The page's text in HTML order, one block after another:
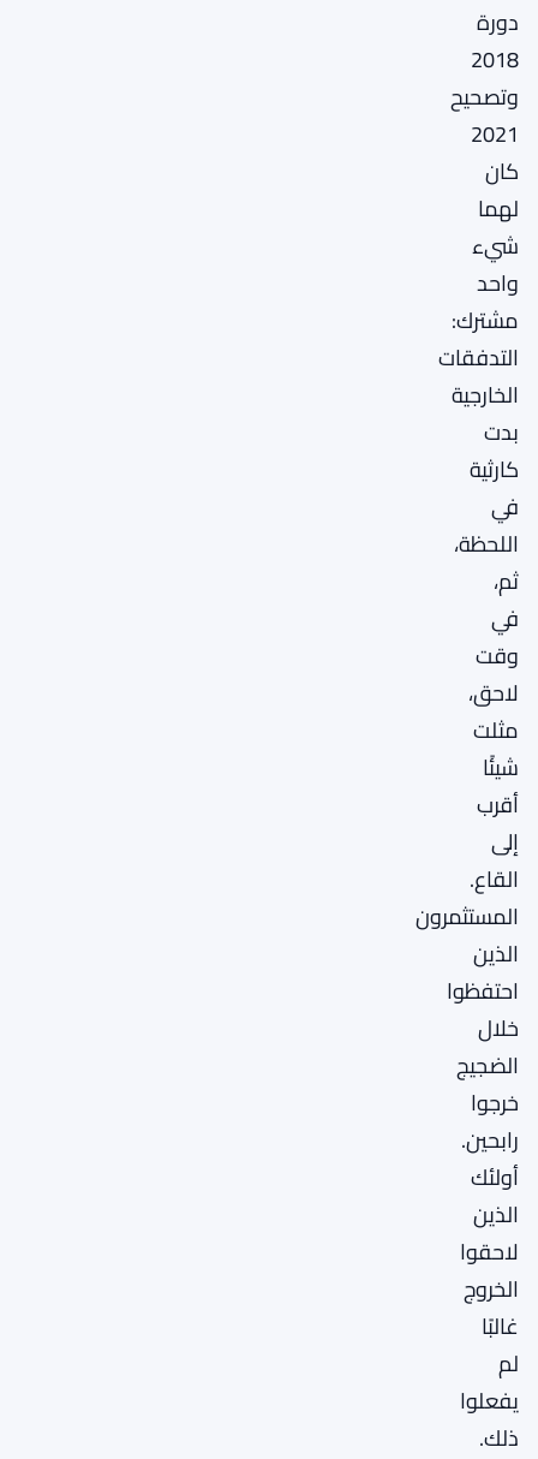
دورة
2018
وتصحيح
2021
كان
لهما
شيء
واحد
مشترك:
التدفقات
الخارجية
بدت
كارثية
في
اللحظة،
ثم،
في
وقت
لاحق،
مثلت
شيئًا
أقرب
إلى
القاع.
المستثمرون
الذين
احتفظوا
خلال
الضجيج
خرجوا
رابحين.
أولئك
الذين
لاحقوا
الخروج
غالبًا
لم
يفعلوا
ذلك.